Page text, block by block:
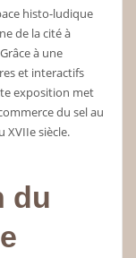
histo-ludique
de la cité à
à une
et interactifs
exposition met
du sel au
XVIIe siècle.
du